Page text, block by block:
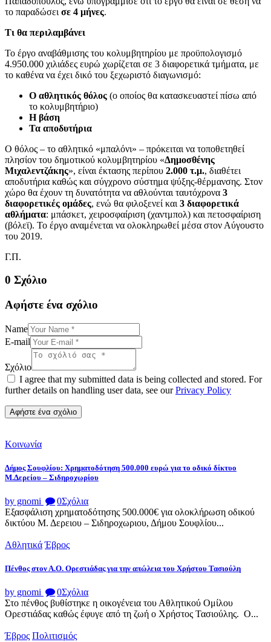
το παραδώσει σε 4 μήνες.
Τι θα περιλαμβάνει
Το έργο αναβάθμισης του κολυμβητηρίου με προϋπολογισμό
4.950.000 χιλιάδες ευρώ χωρίζεται σε 3 διαφορετικά τμήματα, με
το καθένα να έχει δικό του ξεχωριστό διαγωνισμό:
Ο αθλητικός θόλος (ο οποίος θα κατασκευαστεί πίσω από
το κολυμβητήριο)
Η βάση
Τα αποδυτήρια
Ο θόλος – το αθλητικό «μπαλόνι» – πρόκειται να τοποθετηθεί
πλησίον του δημοτικού κολυμβητηρίου «Δημοσθένης
Μιχαλεντζάκης», είναι έκτασης περίπου 2.000 τ.μ., διαθέτει
αποδυτήρια καθώς και σύγχρονο σύστημα ψύξης-θέρμανσης. Στον
χώρο θα έχουν τη δυνατότητα να αθλούνται ταυτόχρονα 3
διαφορετικές ομάδες, ενώ θα φιλοξενεί και 3 διαφορετικά
αθλήματα: μπάσκετ, χειροσφαίριση (χαντμπολ) και πετοσφαίριση
(βόλεϊ). Το έργο αναμένεται να ολοκληρωθεί μέσα στον Αύγουστο
του 2019.
Γ.Π.
0 Σχόλιο
Αφήστε ένα σχόλιο
Name
E-mail
Σχόλιο
I agree that my submitted data is being collected and stored. For
further details on handling user data, see ourPrivacy Policy
Κοινωνία
Δήμος Σουφλίου: Χρηματοδότηση 500.000 ευρώ για το οδικό δίκτυο
Μ.Δερείου – Σιδηροχωρίου
by gnomi 0Σχόλια
Εξασφάλιση χρηματοδότησης 500.000€ για ολοκλήρωση οδικού
δικτύου Μ. Δερειου – Σιδηροχωριου, Δήμου Σουφλίου...
Αθλητικά Έβρος
Πένθος στον Α.Ο. Ορεστιάδας για την απώλεια του Χρήστου Τασιούλη
by gnomi 0Σχόλια
Στο πένθος βυθίστηκε η οικογένεια του Αθλητικού Ομίλου
Ορεστιάδας καθώς έφυγε από τη ζωή ο Χρήστος Τασιούλης. Ο...
Έβρος Πολιτισμός